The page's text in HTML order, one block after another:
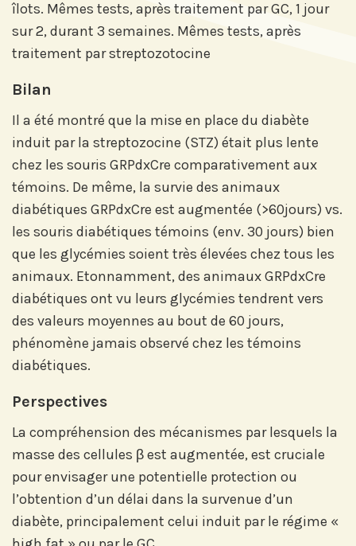
îlots. Mêmes tests, après traitement par GC, 1 jour
sur 2, durant 3 semaines. Mêmes tests, après
traitement par streptozotocine
Bilan
Il a été montré que la mise en place du diabète
induit par la streptozocine (STZ) était plus lente
chez les souris GRPdxCre comparativement aux
témoins. De même, la survie des animaux
diabétiques GRPdxCre est augmentée (>60jours) vs.
les souris diabétiques témoins (env. 30 jours) bien
que les glycémies soient très élevées chez tous les
animaux. Etonnamment, des animaux GRPdxCre
diabétiques ont vu leurs glycémies tendrent vers
des valeurs moyennes au bout de 60 jours,
phénomène jamais observé chez les témoins
diabétiques.
Perspectives
La compréhension des mécanismes par lesquels la
masse des cellules β est augmentée, est cruciale
pour envisager une potentielle protection ou
l’obtention d’un délai dans la survenue d’un
diabète, principalement celui induit par le régime «
LinkedIn pour suivre nos actualités,
événements et les avancées de
l'Institut.